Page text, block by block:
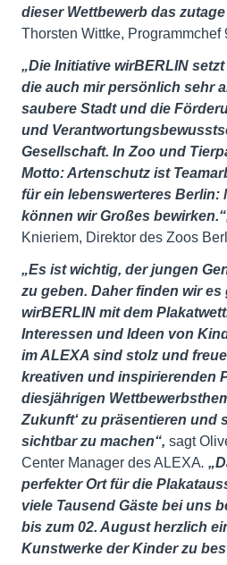
dieser Wettbewerb das
Thorsten Wittke, Programmchef
„Die Initiative wirBERLIN
die auch mir persönlich sehr
saubere Stadt und die
und
Gesellschaft. In Zoo und
Motto: Artenschutz ist
für ein lebenswerteres Berlin:
können wir Großes
Knieriem, Direktor des Zoos
„Es ist wichtig, der jungen
zu geben. Daher finden wir
wirBERLIN mit dem
Interessen und Ideen von
im ALEXA sind stolz und
kreativen und inspirierenden
diesjährigen
Zukunft‘ zu präsentieren und
sichtbar zu machen“, sagt
Center Manager des ALEXA.
perfekter Ort für die
viele Tausend Gäste bei uns
bis zum 02. August herzlich
Kunstwerke der Kinder zu